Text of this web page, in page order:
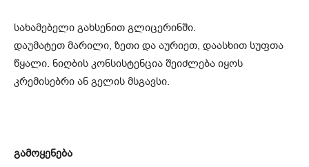
სახამებელი გახსენით გლიცერინში.
დაუმატეთ მარილი, ზეთი და აურიეთ, დაასხით სუფთა
წყალი. ნიღბის კონსისტენცია შეიძლება იყოს
კრემისებრი ან გელის მსგავსი.
გამოყენება